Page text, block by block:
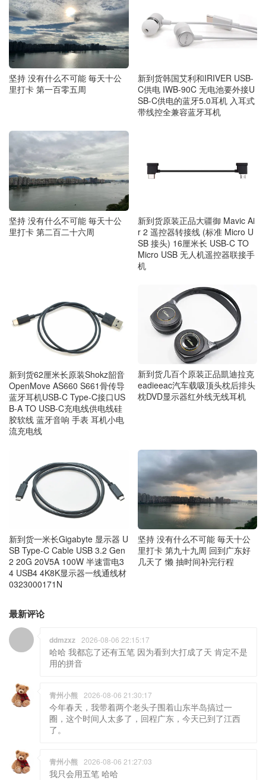
坚持 没有什么不可能 毎天十公
里打卡 第一百零五周
新到货韩国艾利和IRIVER USB-
C供电 IWB-90C 无电池要外接U
SB-C供电的蓝牙5.0耳机 入耳式
带线控全兼容蓝牙耳机
坚持 没有什么不可能 毎天十公
里打卡 第二百二十六周
新到货原装正品大疆御 Mavic Ai
r 2 遥控器转接线 (标准 Micro U
SB 接头) 16厘米长 USB-C TO
Micro USB 无人机遥控器联接手
机
新到货62厘米长原装Shokz韶音
OpenMove AS660 S661骨传导
蓝牙耳机USB-C Type-C接口US
B-A TO USB-C充电线供电线硅
胶软线 蓝牙音响 手表 耳机小电
流充电线
新到货几百个原装正品凱迪拉克
eadieeac汽车载吸顶头枕后排头
枕DVD显示器红外线无线耳机
新到货一米长Gigabyte 显示器 U
SB Type-C Cable USB 3.2 Gen
2 20G 20V5A 100W 半速雷电3
4 USB4 4K8K显示器一线通线材
0323000171N
坚持 没有什么不可能 毎天十公
里打卡 第九十九周 回到广东好
几天了 懒 抽时间补完行程
最新评论
ddmzxz 2026-08-06 22:15:17
哈哈 我都忘了还有五笔 因为看到大打成了天 肯定不是
用的拼音
青州小熊 2026-08-06 21:30:17
今年春天，我带着两个老头子围着山东半岛搞过一
圈，这个时间人太多了，回程广东，今天已到了江西
了。
青州小熊 2026-08-06 21:27:03
我只会用五笔 哈哈